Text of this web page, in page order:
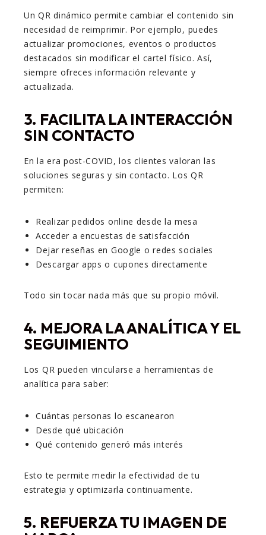
Un QR dinámico permite cambiar el contenido sin
necesidad de reimprimir. Por ejemplo, puedes
actualizar promociones, eventos o productos
destacados sin modificar el cartel físico. Así,
siempre ofreces información relevante y
actualizada.
3. FACILITA LA INTERACCIÓN
SIN CONTACTO
En la era post-COVID, los clientes valoran las
soluciones seguras y sin contacto. Los QR
permiten:
Realizar pedidos online desde la mesa
Acceder a encuestas de satisfacción
Dejar reseñas en Google o redes sociales
Descargar apps o cupones directamente
Todo sin tocar nada más que su propio móvil.
4. MEJORA LA ANALÍTICA Y EL
SEGUIMIENTO
Los QR pueden vincularse a herramientas de
analítica para saber:
Cuántas personas lo escanearon
Desde qué ubicación
Qué contenido generó más interés
Esto te permite medir la efectividad de tu
estrategia y optimizarla continuamente.
5. REFUERZA TU IMAGEN DE